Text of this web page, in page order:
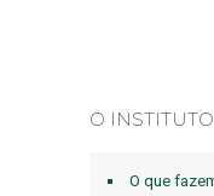
O INSTITUTO
O que